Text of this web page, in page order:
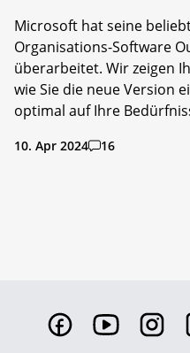
Microsoft hat seine
Organisations-Software
überarbeitet. Wir zeigen
wie Sie die neue Version
optimal auf Ihre
10. Apr 2024 16